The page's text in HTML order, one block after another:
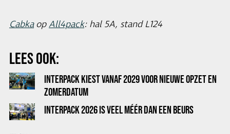
CabkaopAll4pack: hal 5A, stand L124
LEES OOK:
INTERPACK KIEST VANAF 2029 VOOR NIEUWE OPZET EN
ZOMERDATUM
INTERPACK 2026 IS VEEL MÉÉR DAN EEN BEURS